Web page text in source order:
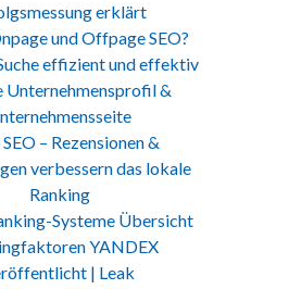
erklärt
und Offpage SEO?
effizient und effektiv
Unternehmensprofil &
– Rezensionen &
verbessern das lokale
Ranking
Systeme Übersicht
YANDEX
| Leak